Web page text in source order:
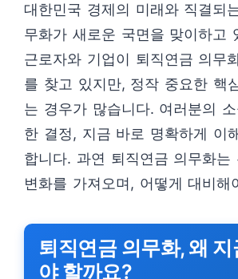
대한민국 경제의 미래와 직결되
무화가 새로운 국면을 맞이하고
근로자와 기업이 퇴직연금 의무
를 찾고 있지만, 정작 중요한 핵
는 경우가 많습니다. 여러분의
한 결정, 지금 바로 명확하게 이
합니다. 과연 퇴직연금 의무화는
변화를 가져오며, 어떻게 대비해
퇴직연금 의무화, 왜 지
야 할까요?